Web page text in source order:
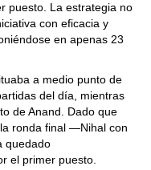
puesto. La estrategia no
con eficacia y
en apenas 23
a medio punto de
del día, mientras
de Anand. Dado que
ronda final —Nihal con
quedado
el primer puesto.